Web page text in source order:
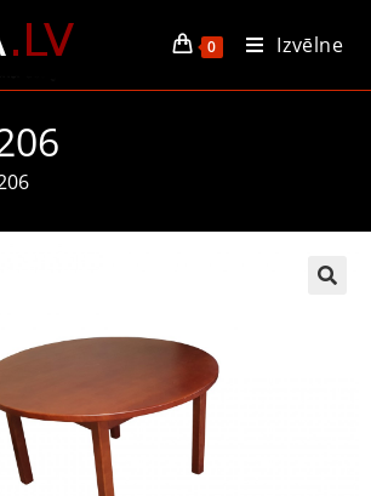
0 Izvēlne